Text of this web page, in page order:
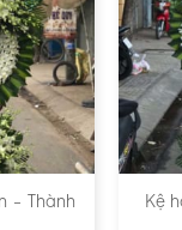
– Thành
Kệ